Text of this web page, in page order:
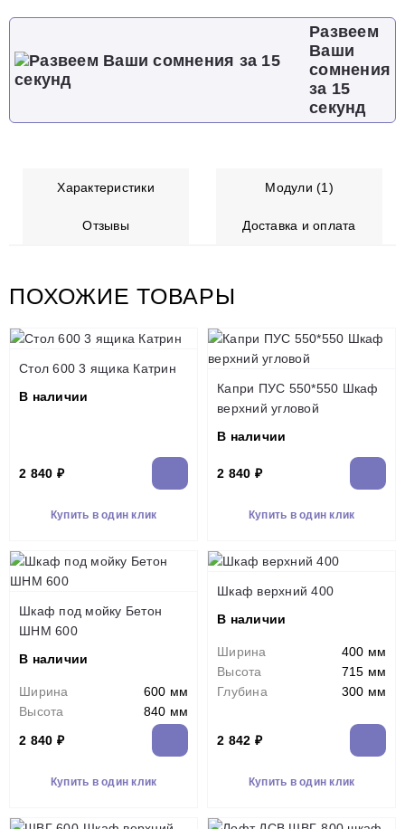
Развеем
Ваши
сомнения
за 15
секунд
Характеристики Модули (1)
Отзывы Доставка и оплата
ПОХОЖИЕ ТОВАРЫ
Стол 600 3 ящика Катрин
В наличии
2 840 ₽
Купить в один клик
Капри ПУС 550*550 Шкаф
верхний угловой
В наличии
2 840 ₽
Купить в один клик
Шкаф под мойку Бетон
ШНМ 600
В наличии
Ширина
600 мм
Высота
840 мм
2 840 ₽
Купить в один клик
Шкаф верхний 400
В наличии
Ширина
400 мм
Высота
715 мм
Глубина
300 мм
2 842 ₽
Купить в один клик